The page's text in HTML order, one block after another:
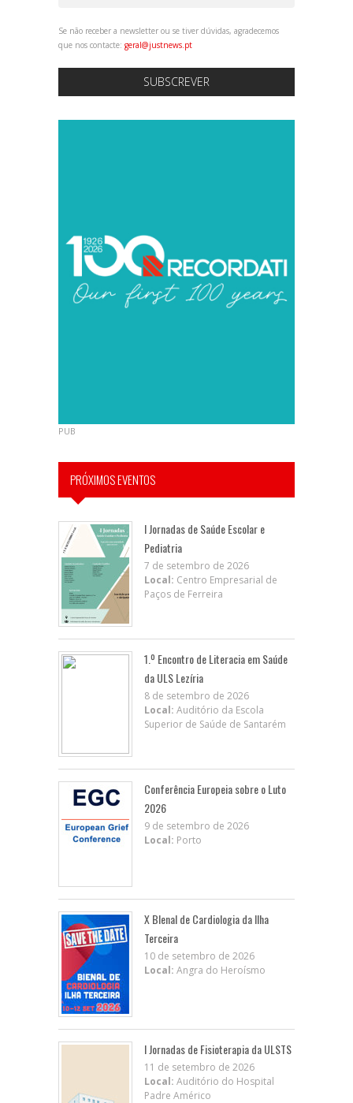
Se não receber a newsletter ou se tiver dúvidas, agradecemos
que nos contacte: geral@justnews.pt
SUBSCREVER
PUB
PRÓXIMOS EVENTOS
I Jornadas de Saúde Escolar e
Pediatria
7 de setembro de 2026
Local: Centro Empresarial de
Paços de Ferreira
1.º Encontro de Literacia em Saúde
da ULS Lezíria
8 de setembro de 2026
Local: Auditório da Escola
Superior de Saúde de Santarém
Conferência Europeia sobre o Luto
2026
9 de setembro de 2026
Local: Porto
X BIenal de Cardiologia da Ilha
Terceira
10 de setembro de 2026
Local: Angra do Heroísmo
I Jornadas de Fisioterapia da ULSTS
11 de setembro de 2026
Local: Auditório do Hospital
Padre Américo